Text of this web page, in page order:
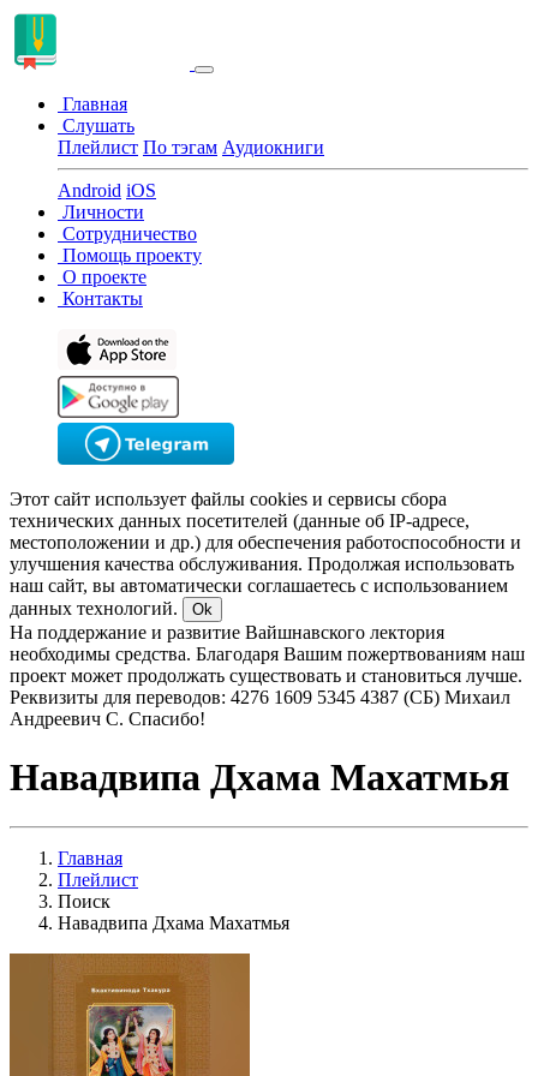
Главная
Слушать
Плейлист По тэгам Аудиокниги
Android iOS
Личности
Сотрудничество
Помощь проекту
О проекте
Контакты
Этот сайт использует файлы cookies и сервисы сбора
технических данных посетителей (данные об IP-адресе,
местоположении и др.) для обеспечения работоспособности и
улучшения качества обслуживания. Продолжая использовать
наш сайт, вы автоматически соглашаетесь с использованием
данных технологий.
Ok
На поддержание и развитие Вайшнавского лектория
необходимы средства. Благодаря Вашим пожертвованиям наш
проект может продолжать существовать и становиться лучше.
Реквизиты для переводов: 4276 1609 5345 4387 (СБ) Михаил
Андреевич С. Спасибо!
Навадвипа Дхама Махатмья
Главная
Плейлист
Поиск
Навадвипа Дхама Махатмья